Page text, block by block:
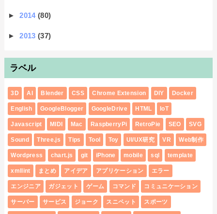
►2014(80)
►2013(37)
ラベル
3D AI Blender CSS Chrome Extension DIY Docker
English GoogleBlogger GoogleDrive HTML IoT
Javascript MIDI Mac RaspberryPi RetroPie SEO SVG
Sound Three.js Tips Tool Toy UI/UX研究 VR Web制作
Wordpress chart.js git iPhone mobile sql template
xmllint まとめ アイデア アプリケーション エラー
エンジニア ガジェット ゲーム コマンド コミュニケーション
サーバー サービス ジョーク スニペット スポーツ